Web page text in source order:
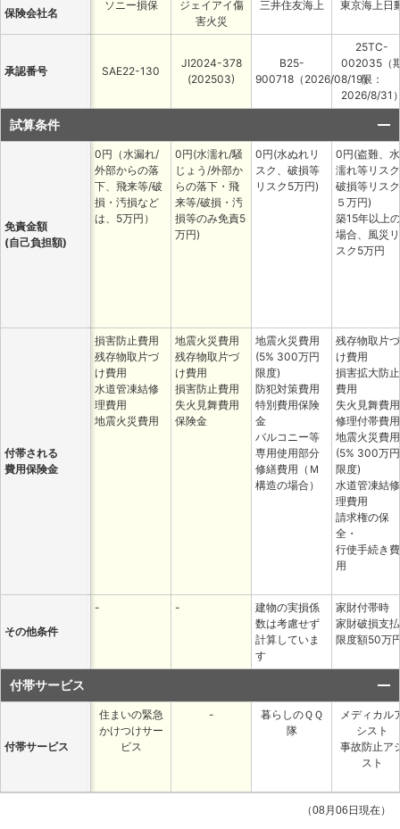
保険会社名
ソニー損保
ジェイアイ傷
害火災
三井住友海上 東京海上日
承認番号 SAE22-130
JI2024-378
(202503)
B25-
900718（2026/08/19）
25TC-
002035（
限：
2026/8/31
試算条件
免責金額
(自己負担額)
0円（水漏れ/
外部からの落
下、飛来等/破
損・汚損など
は、5万円）
0円(水濡れ/騒
じょう/外部か
らの落下・飛
来等/破損・汚
損等のみ免責5
万円)
0円(水ぬれリ
スク、破損等
リスク5万円)
0円(盗難、水
濡れ等リスク
破損等リスク
５万円)
築15年以上の
場合、風災リ
スク5万円
付帯される
費用保険金
損害防止費用
残存物取片づ
け費用
水道管凍結修
理費用
地震火災費用
地震火災費用
残存物取片づ
け費用
損害防止費用
失火見舞費用
保険金
地震火災費用
(5% 300万円
限度)
防犯対策費用
特別費用保険
金
バルコニー等
専用使用部分
修繕費用（Ｍ
構造の場合）
残存物取片づ
け費用
損害拡大防止
費用
失火見舞費用
修理付帯費用
地震火災費用
(5% 300万円
限度)
水道管凍結修
理費用
請求権の保
全・
行使手続き費
用
その他条件
- -
建物の実損係
数は考慮せず
計算していま
す
家財付帯時
家財破損支払
限度額50万
付帯サービス
付帯サービス
住まいの緊急
かけつけサー
ビス
-
暮らしのＱＱ
隊
メディカル
シスト
事故防止ア
スト
（08月06日現在）